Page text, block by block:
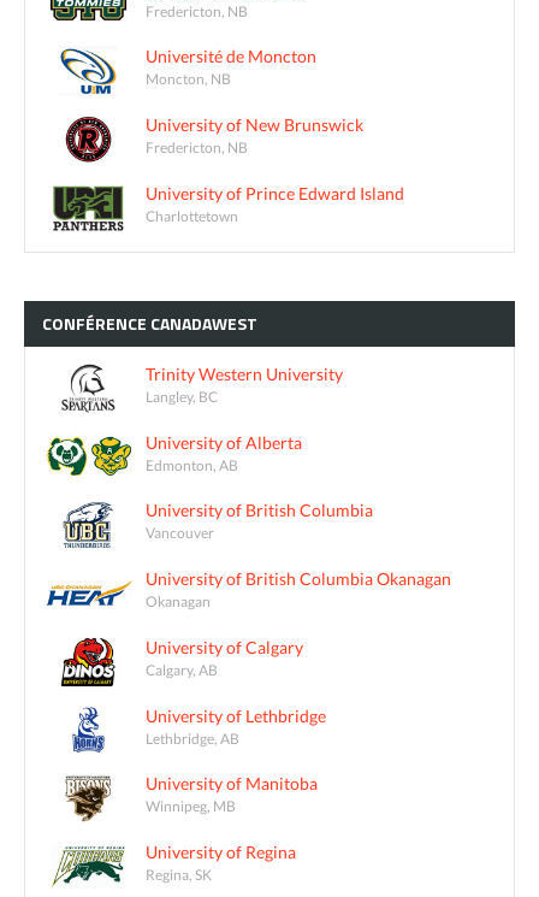
Fredericton, NB
Université de Moncton
Moncton, NB
University of New Brunswick
Fredericton, NB
University of Prince Edward Island
Charlottetown
CONFÉRENCE CANADAWEST
Trinity Western University
Langley, BC
University of Alberta
Edmonton, AB
University of British Columbia
Vancouver
University of British Columbia Okanagan
Okanagan
University of Calgary
Calgary, AB
University of Lethbridge
Lethbridge, AB
University of Manitoba
Winnipeg, MB
University of Regina
Regina, SK